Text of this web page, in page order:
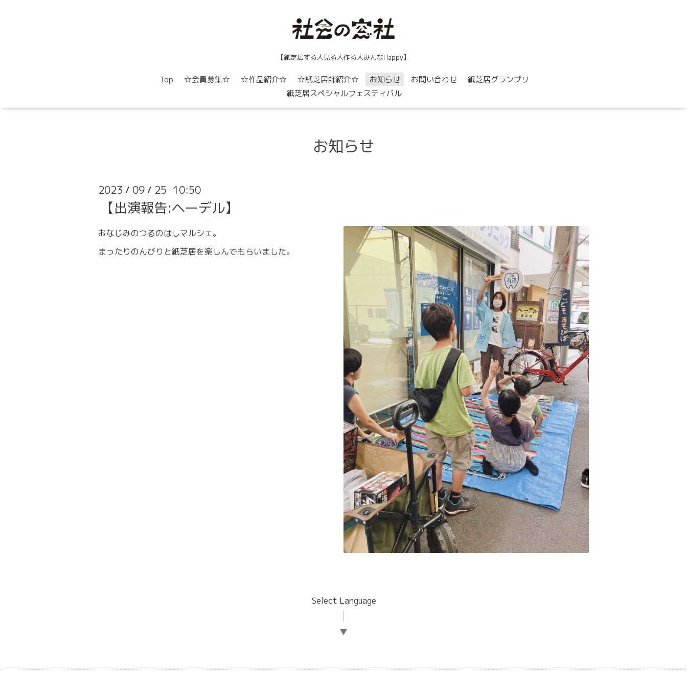
【紙芝居する人見る人作る人みんなHappy】
Top ☆会員募集☆ ☆作品紹介☆ ☆紙芝居師紹介☆ お知らせ お問い合わせ
紙芝居グランプリ
紙芝居スペシャルフェスティバル
お知らせ
2023 / 09 / 25 10:50
【出演報告:ヘーデル】
おなじみのつるのはしマルシェ。
まったりのんびりと紙芝居を楽しんでもらいました。
Select Language
▼